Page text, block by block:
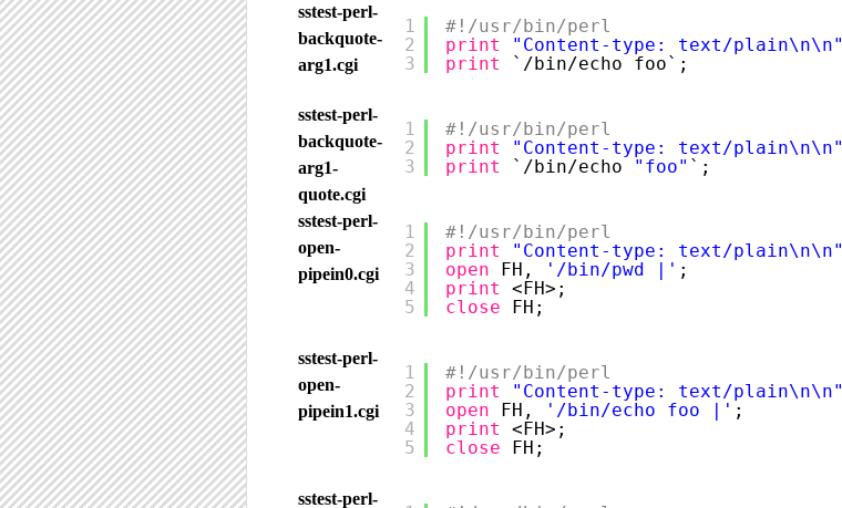
sstest-perl-
backquote-
arg1.cgi
1
2
3
#!/usr/bin/perl
print
"Content-type: text/plain\n\n"
print
`/bin/echo foo`;
sstest-perl-
backquote-
arg1-
quote.cgi
1
2
3
#!/usr/bin/perl
print
"Content-type: text/plain\n\n"
print
`/bin/echo "foo" `;
sstest-perl-
open-
pipein0.cgi
1
2
3
4
5
#!/usr/bin/perl
print
"Content-type: text/plain\n\n"
open
FH, '/bin/pwd |' ;
print
<FH>;
close
FH;
sstest-perl-
open-
pipein1.cgi
1
2
3
4
5
#!/usr/bin/perl
print
"Content-type: text/plain\n\n"
open
FH, '/bin/echo foo |' ;
print
<FH>;
close
FH;
sstest-perl-